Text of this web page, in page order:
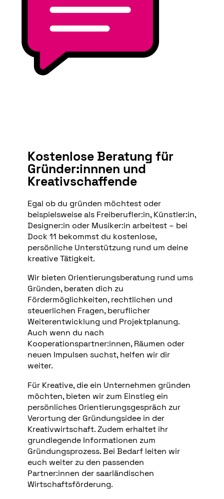
Kostenlose Beratung für
Gründer:innnen und
Kreativschaffende
Egal ob du gründen möchtest oder
beispielsweise als Freiberufler:in, Künstler:in,
Designer:in oder Musiker:in arbeitest – bei
Dock 11 bekommst du kostenlose,
persönliche Unterstützung rund um deine
kreative Tätigkeit.
Wir bieten Orientierungsberatung rund ums
Gründen, beraten dich zu
Fördermöglichkeiten, rechtlichen und
steuerlichen Fragen, beruflicher
Weiterentwicklung und Projektplanung.
Auch wenn du nach
Kooperationspartner:innen, Räumen oder
neuen Impulsen suchst, helfen wir dir
weiter.
Für Kreative, die ein Unternehmen gründen
möchten, bieten wir zum Einstieg ein
persönliches Orientierungsgespräch zur
Verortung der Gründungsidee in der
Kreativwirtschaft. Zudem erhaltet ihr
grundlegende Informationen zum
Gründungsprozess. Bei Bedarf leiten wir
euch weiter zu den passenden
Partner:innen der saarländischen
Wirtschaftsförderung.